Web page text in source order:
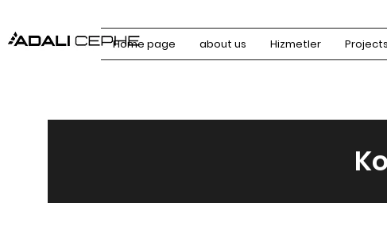
Home page about us Hizmetler Projects